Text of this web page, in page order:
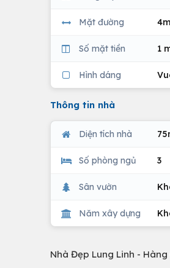
Mặt đường 4m
Số mặt tiền 1
Hình dáng
Thông tin nhà
Diện tích nhà
Số phòng ngủ 3
Sân vườn
Năm xây dựng
Nhà Đẹp Lung Linh -